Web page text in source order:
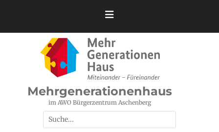
Mehrgenerationenhaus
im AWO Bürgerzentrum Aschenberg
Suchen
nach: